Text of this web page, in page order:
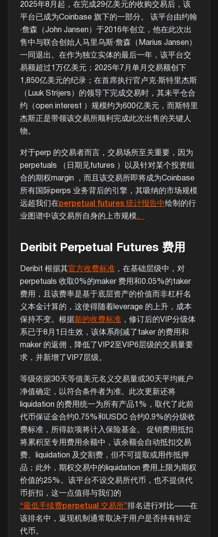
2025年8月起，在完成29亿美元的收购交易后，该
平台已成为Coinbase 旗下的一部分。 该平台由约翰
·詹森（John Jansen）于2016年创立，他在此次出
售中与联合创始人马里乌斯·詹森（Marius Jansen）
一同退出。在作为独立实体的最后一年，该平台交
易额超过1万亿美元；2025年7月单月交易额创下
1,850亿美元的纪录；在首席执行官卢克·斯特里杰斯
（Luuk Strijers）的领导下完成交易时，其未平仓合
约（open interest ）规模约为600亿美元，而斯特里
杰斯正是带领该交易所顺利完成此次出售的关键人
物。
对于perp 的交易者而言，交易场所至关重要，因为
perpetuals （日期见futures ）以及针对某个投资组
合的期权margin ，而且该交易所即将成为Coinbase
所有国际perps 业务背后的引擎，其吸纳的市场规模
远超我们在 perpetual futures 统计报告中绘制的行
业图谱中该交易所自身的上市规模。
Deribit Perpetual Futures 费用
Deribit 根据其官方收费标准 ，在基础层级中，对
perpetuals 收取0%的maker 费用和0.05%的taker
费用，且该费率是基于底层资产的价值而非杠杆名
义本金计算的，这使得随着leverage 的上升，成本
保持不变。根据新的收费标准 ，修订后的VIP分级体
系已于8月1日生效，该体系削减了taker 的费用和
maker 的返佣，降低了VIP2至VIP6层级的交易量要
求，并新增了VIP7层级。
等级依据30天等值美元名义交易量或30天平均账户
净值确定，以符合条件者为准。此次更新还将
liquidation 的费用统一为所有产品1%，取代了此前
代币保证金合约0.75%和USDC 合约0.9%的分级收
费标准，所得款项将计入保险基金。 促销费用抵扣
将累积至专用费用余额中，该余额会自动抵扣交易
费、liquidation 及交割费，但不可提取或用作抵押
品；此外，期权交易中的liquidation 费用上限为期权
价值的25%。该平台不设交易所代币，也不提供代
币折扣，这一点值得与我们的
“最低手续费perpetual 交易所”排名进行对比——在
该排名中，返现机制通常取决于用户是否持有特定
代币。